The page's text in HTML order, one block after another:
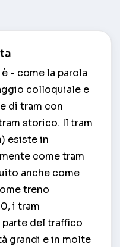
- come la parola
colloquiale e
di tram con
storico. Il tram
esiste in
come tram
anche come
treno
i tram
del traffico
grandi e in molte